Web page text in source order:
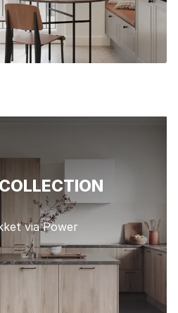
via Power